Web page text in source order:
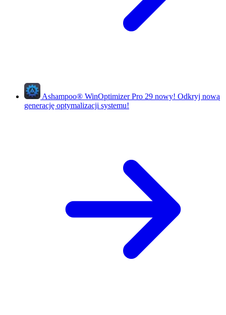
Ashampoo® WinOptimizer Pro 29 nowy! Odkryj nową
generację optymalizacji systemu!